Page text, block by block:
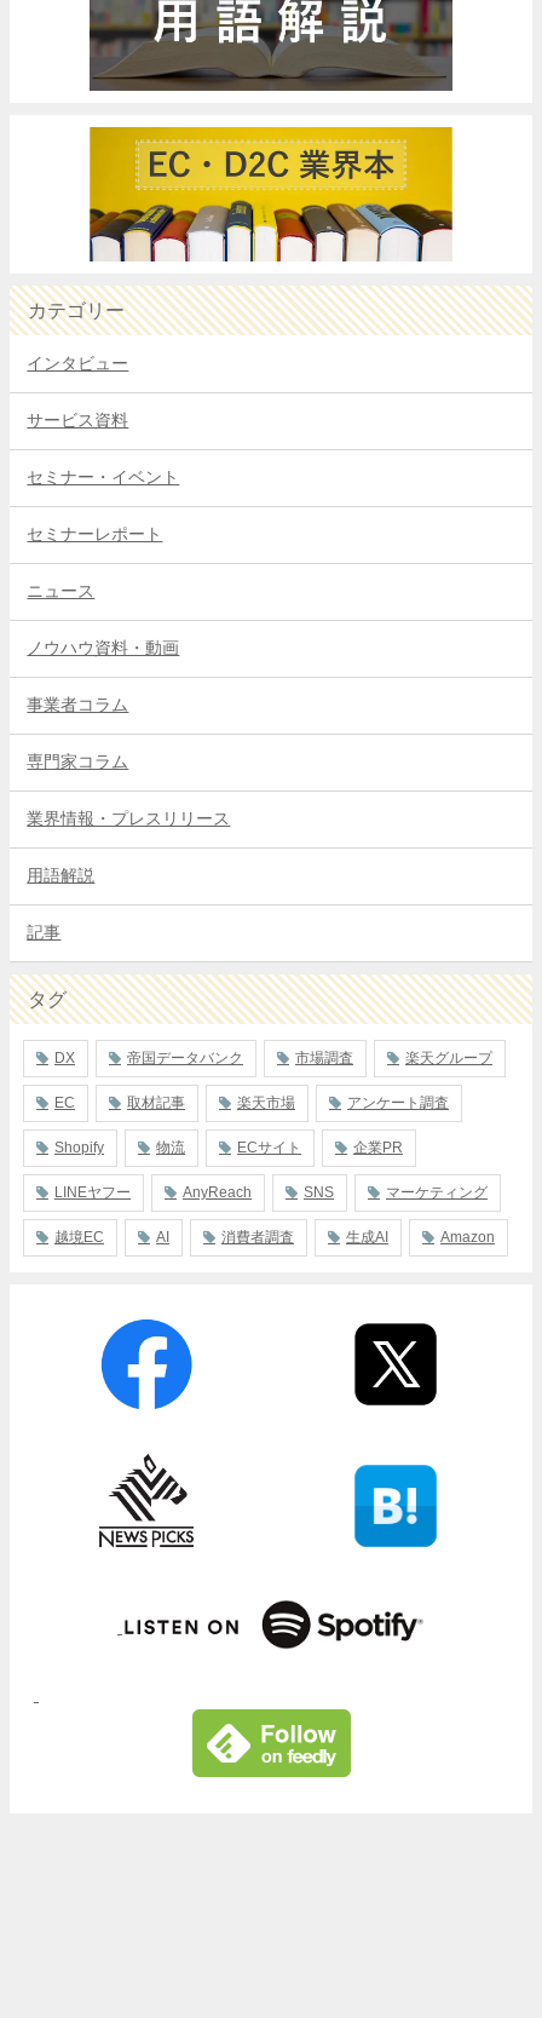
カテゴリー
インタビュー
サービス資料
セミナー・イベント
セミナーレポート
ニュース
ノウハウ資料・動画
事業者コラム
専門家コラム
業界情報・プレスリリース
用語解説
記事
タグ
DX 帝国データバンク 市場調査 楽天グループ
EC 取材記事 楽天市場 アンケート調査
Shopify 物流 ECサイト 企業PR
LINEヤフー AnyReach SNS マーケティング
越境EC AI 消費者調査 生成AI Amazon